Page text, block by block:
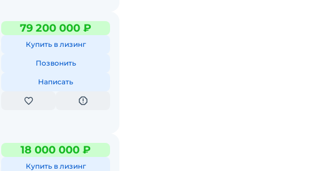
79 200 000 ₽
Купить в лизинг
Позвонить
Написать
18 000 000 ₽
Купить в лизинг